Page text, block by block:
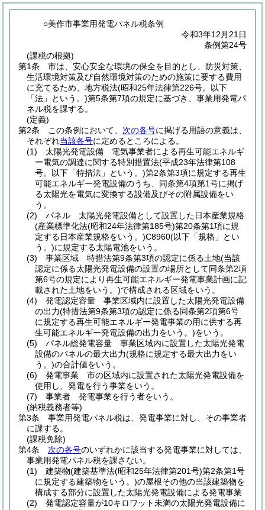
○美作市事業用発電パネル税条例
令和3年12月21日
条例第24号
(課税の根拠)
第1条
市は、安心安全な環境の保全を目的とし、防災対策、
生活環境対策及び自然環境対策のための施策に要する費用
に充てるため、地方税法(昭和25年法律第226号。以下
「法」という。)第5条第7項の規定に基づき、事業用発電パ
ネル税を課する。
(定義)
第2条
この条例において、 次の各号に掲げる用語の意義は、
それぞれ当該各号に定めるところによる。
(1)
太陽光発電設備 電気事業者による再生可能エネルギ
ー電気の調達に関する特別措置法(平成23年法律第108
号。以下「特措法」という。)第2条第3項に規定する再生
可能エネルギー発電設備のうち、同条第4項第1号に掲げ
る太陽光を電気に変換する設備及びその附属設備をい
う。
(2)
パネル 太陽光発電設備として設置した日本産業規格
(産業標準化法(昭和24年法律第185号)第20条第1項に規
定する日本産業規格をいう。)C8960(以下「規格」とい
う。)に規定する太陽電池をいう。
(3)
事業区域 特措法第9条第3項の認定に係る土地(当該
認定に係る太陽光発電設備の設置の場所として同条第2項
第6号の規定により再生可能エネルギー発電事業計画に記
載された土地をいう。)で構成される区域をいう。
(4)
発電認定容量 事業区域内に設置した太陽光発電設備
の出力(特措法第9条第3項の認定に係る同条第2項第6号
に規定する再生可能エネルギー発電事業の用に供する再
生可能エネルギー発電設備の出力をいう。)をいう。
(5)
パネル総発電容量 事業区域内に設置した太陽光発電
設備のパネルの最大出力(規格に規定する最大出力をい
う。)の合計値をいう。
(6)
発電事業 市の区域内に設置された太陽光発電設備を
使用し、発電を行う事業をいう。
(7)
事業者 発電事業を行う者をいう。
(納税義務者等)
第3条
事業用発電パネル税は、発電事業に対し、その事業者
に課する。
(課税免除)
第4条
次の各号のいずれかに該当する発電事業に対しては、
事業用発電パネル税を課さない。
(1)
建築物(建築基準法(昭和25年法律第201号)第2条第1号
に規定する建築物をいう。)の屋根その他の当該建築物を
構成する部分に設置した太陽光発電設備による発電事業
(2)
発電認定容量が10キロワット未満の太陽光発電設備に